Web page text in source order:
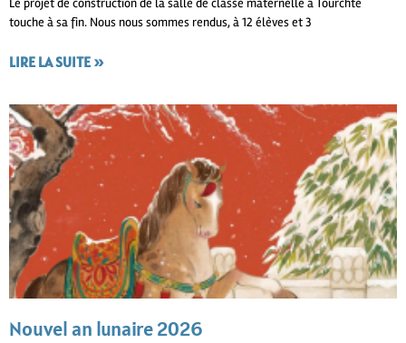
Le projet de construction de la salle de classe maternelle à Tourchte
touche à sa fin. Nous nous sommes rendus, à 12 élèves et 3
LIRE LA SUITE »
Nouvel an lunaire 2026